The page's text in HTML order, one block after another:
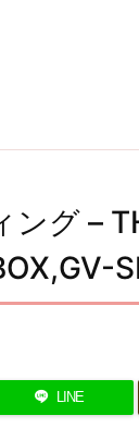
グ –
LINE